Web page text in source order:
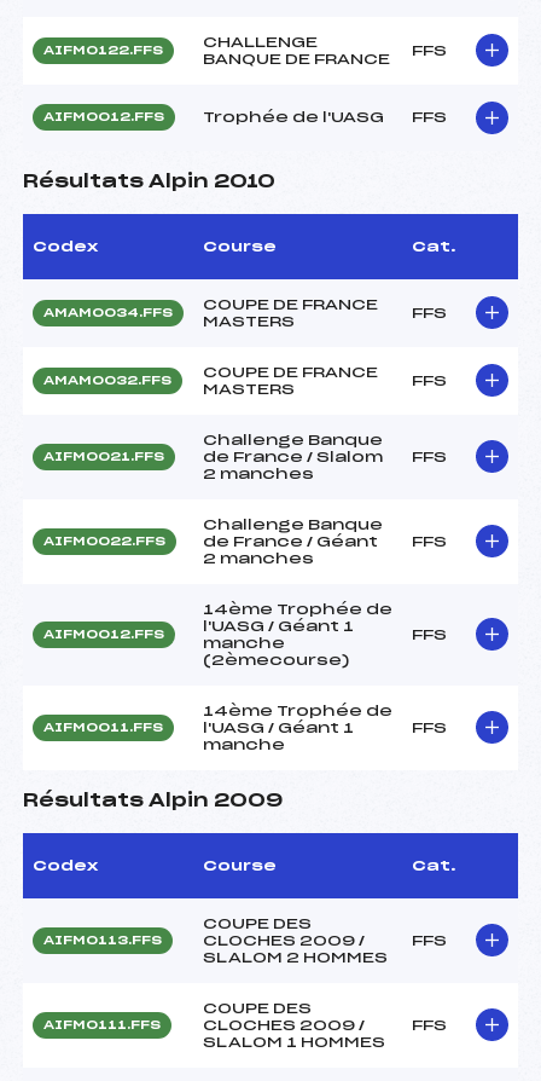
AIFM0122.FFS
CHALLENGE
BANQUE DE FRANCE
FFS
AIFM0012.FFS Trophée de l'UASG FFS
Résultats Alpin 2010
Codex Course Cat.
AMAM0034.FFS
COUPE DE FRANCE
MASTERS
FFS
AMAM0032.FFS
COUPE DE FRANCE
MASTERS
FFS
AIFM0021.FFS
Challenge Banque
de France / Slalom
2 manches
FFS
AIFM0022.FFS
Challenge Banque
de France / Géant
2 manches
FFS
AIFM0012.FFS
14ème Trophée de
l'UASG / Géant 1
manche
(2èmecourse)
FFS
AIFM0011.FFS
14ème Trophée de
l'UASG / Géant 1
manche
FFS
Résultats Alpin 2009
Codex Course Cat.
AIFM0113.FFS
COUPE DES
CLOCHES 2009 /
SLALOM 2 HOMMES
FFS
AIFM0111.FFS
COUPE DES
CLOCHES 2009 /
SLALOM 1 HOMMES
FFS